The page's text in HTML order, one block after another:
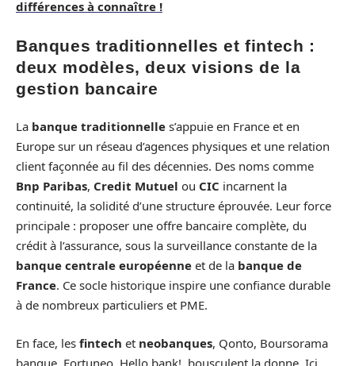
différences à connaître !
Banques traditionnelles et fintech :
deux modèles, deux visions de la
gestion bancaire
La banque traditionnelle s’appuie en France et en
Europe sur un réseau d’agences physiques et une relation
client façonnée au fil des décennies. Des noms comme
Bnp Paribas, Credit Mutuel ou CIC incarnent la
continuité, la solidité d’une structure éprouvée. Leur force
principale : proposer une offre bancaire complète, du
crédit à l’assurance, sous la surveillance constante de la
banque centrale européenne et de la banque de
France. Ce socle historique inspire une confiance durable
à de nombreux particuliers et PME.
En face, les fintech et neobanques, Qonto, Boursorama
banque, Fortuneo, Hello bank!, bousculent la donne. Ici,